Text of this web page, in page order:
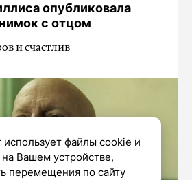
опубликовала
с отцом
и счастлив
файлы cookie и
на Вашем устройстве,
перемещения по сайту